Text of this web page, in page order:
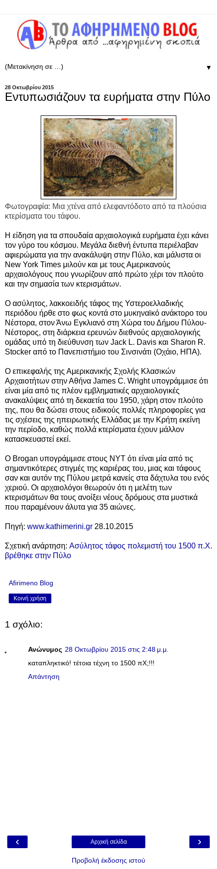
▼
28 Οκτωβρίου 2015
Εντυπωσιάζουν τα ευρήματα στην Πύλο
Φωτογραφία: Μια χτένα από ελεφαντόδοτο από τα πλούσια
κτερίσματα του τάφου.
H είδηση για τα σπουδαία αρχαιολογικά ευρήματα έχει κάνει
τον γύρο του κόσμου. Μεγάλα διεθνή έντυπα περιέλαβαν
αφιερώματα για την ανακάλυψη στην Πύλο, και μάλιστα οι
New York Times μιλούν και με τους Αμερικανούς
αρχαιολόγους που γνωρίζουν από πρώτο χέρι τον πλούτο
και την σημασία των κτερισμάτων.
Ο ασύλητος, λακκοειδής τάφος της Υστεροελλαδικής
περιόδου ήρθε στο φως κοντά στο μυκηναϊκό ανάκτορο του
Νέστορα, στον Άνω Εγκλιανό στη Χώρα του Δήμου Πύλου-
Νέστορος, στη διάρκεια ερευνών διεθνούς αρχαιολογικής
ομάδας υπό τη διεύθυνση των Jack L. Davis και Sharon R.
Stocker από το Πανεπιστήμιο του Σινσινάτι (Οχάιο, ΗΠΑ).
Ο επικεφαλής της Αμερικανικής Σχολής Κλασικών
Αρχαιοτήτων στην Αθήνα James C. Wright υπογράμμισε ότι
είναι μία από τις πλέον εμβληματικές αρχαιολογικές
ανακαλύψεις από τη δεκαετία του 1950, χάρη στον πλούτο
της, που θα δώσει στους ειδικούς πολλές πληροφορίες για
τις σχέσεις της ηπειρωτικής Ελλάδας με την Κρήτη εκείνη
την περίοδο, καθώς πολλά κτερίσματα έχουν μάλλον
κατασκευαστεί εκεί.
Ο Brogan υπογράμμισε στους ΝΥΤ ότι είναι μία από τις
σημαντικότερες στιγμές της καριέρας του, μιας και τάφους
σαν και αυτόν της Πύλου μετρά κανείς στα δάχτυλα του ενός
χεριού. Οι αρχαιολόγοι θεωρούν ότι η μελέτη των
κτερισμάτων θα τους ανοίξει νέους δρόμους στα μυστικά
που παραμένουν άλυτα για 35 αιώνες.
Πηγή: www.kathimerini.gr 28.10.2015
Σχετική ανάρτηση: Ασύλητος τάφος πολεμιστή του 1500 π.Χ.
βρέθηκε στην Πύλο
Afirimeno Blog
Κοινή χρήση
1 σχόλιο:
Ανώνυμος 28 Οκτωβρίου 2015 στις 2:48 μ.μ.
καταπληκτικό! τέτοια τέχνη το 1500 πΧ;!!!
Απάντηση
‹ ›
Αρχική σελίδα
Προβολή έκδοσης ιστού